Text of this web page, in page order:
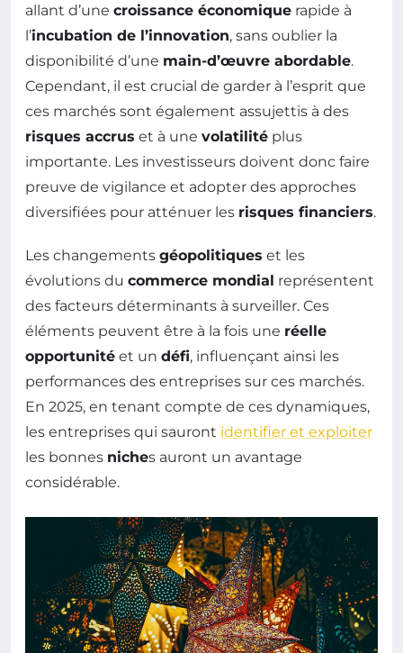
allant d’une croissance économique rapide à
l’incubation de l’innovation, sans oublier la
disponibilité d’une main-d’œuvre abordable.
Cependant, il est crucial de garder à l’esprit que
ces marchés sont également assujettis à des
risques accrus et à une volatilité plus
importante. Les investisseurs doivent donc faire
preuve de vigilance et adopter des approches
diversifiées pour atténuer les risques financiers.
Les changements géopolitiques et les
évolutions du commerce mondial représentent
des facteurs déterminants à surveiller. Ces
éléments peuvent être à la fois une réelle
opportunité et un défi, influençant ainsi les
performances des entreprises sur ces marchés.
En 2025, en tenant compte de ces dynamiques,
les entreprises qui sauront identifier et exploiter
les bonnes niches auront un avantage
considérable.